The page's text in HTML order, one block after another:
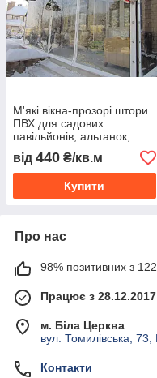
М'які вікна-прозорі штори
ПВХ для садових
павільйонів, альтанок,
терас
від 440 ₴/кв.м
Купити
Про нас
98% позитивних з 122
Працює з 28.12.2017
м. Біла Церква
вул. Томилівська, 73,
Контакти